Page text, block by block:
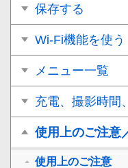
保存する
Wi-Fi機能を使う
メニュー一覧
充電、撮影時間
使用上のご注意
使用上のご注意